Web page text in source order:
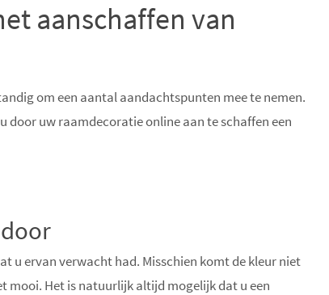
aanschaffen van
om een aantal aandachtspunten mee te nemen.
door uw raamdecoratie online aan te schaffen een
u ervan verwacht had. Misschien komt de kleur niet
mooi. Het is natuurlijk altijd mogelijk dat u een